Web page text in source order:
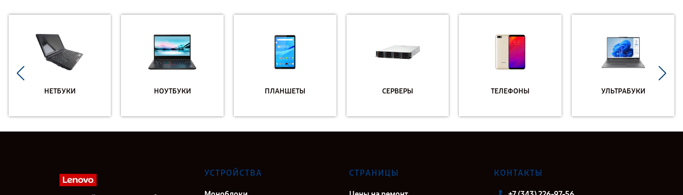
НЕТБУКИ НОУТБУКИ ПЛАНШЕТЫ СЕРВЕРЫ ТЕЛЕФОНЫ УЛЬТРАБУКИ
УСТРОЙСТВА СТРАНИЦЫ КОНТАКТЫ